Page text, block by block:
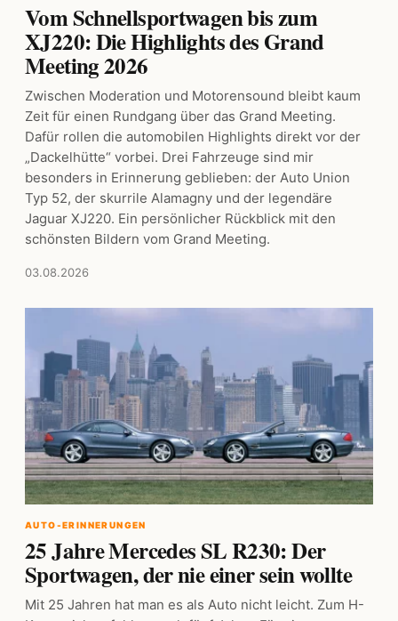
Vom Schnellsportwagen bis zum
XJ220: Die Highlights des Grand
Meeting 2026
Zwischen Moderation und Motorensound bleibt kaum
Zeit für einen Rundgang über das Grand Meeting.
Dafür rollen die automobilen Highlights direkt vor der
„Dackelhütte“ vorbei. Drei Fahrzeuge sind mir
besonders in Erinnerung geblieben: der Auto Union
Typ 52, der skurrile Alamagny und der legendäre
Jaguar XJ220. Ein persönlicher Rückblick mit den
schönsten Bildern vom Grand Meeting.
03.08.2026
AUTO-ERINNERUNGEN
25 Jahre Mercedes SL R230: Der
Sportwagen, der nie einer sein wollte
Mit 25 Jahren hat man es als Auto nicht leicht. Zum H-